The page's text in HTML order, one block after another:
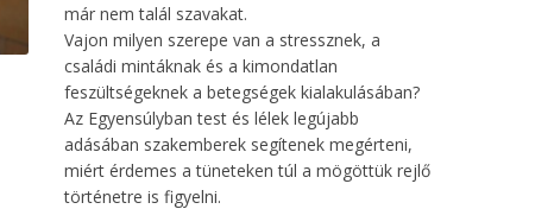
már nem talál szavakat.
Vajon milyen szerepe van a stressznek, a
családi mintáknak és a kimondatlan
feszültségeknek a betegségek kialakulásában?
Az Egyensúlyban test és lélek legújabb
adásában szakemberek segítenek megérteni,
miért érdemes a tüneteken túl a mögöttük rejlő
történetre is figyelni.